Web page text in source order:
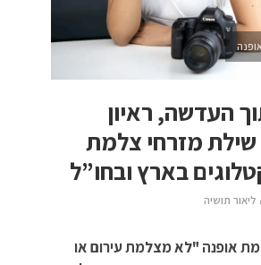
העדשה, ראיון
מזרחי צלמת
בארץ ובחו”ל
ליאור תושיה
אופנה "לא מצלמת עירום או